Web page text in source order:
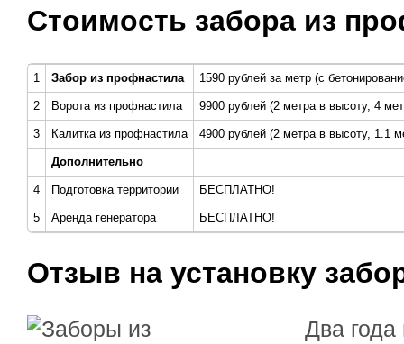
Стоимость забора из
1 Забор из профнастила 1590 рублей за метр (с
2 Ворота из профнастила 9900 рублей (2 метра в высоту, 4
3 Калитка из профнастила 4900 рублей (2 метра в высоту, 1.1
Дополнительно
4 Подготовка территории БЕСПЛАТНО!
5 Аренда генератора БЕСПЛАТНО!
Отзыв на установку
Два